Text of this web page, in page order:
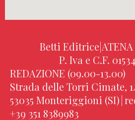
Betti Editrice ATENA
P. Iva e C.F.
REDAZIONE (09.00-13.00)
Strada delle Torri Cimate,
53035 Monteriggioni (SI)
+39 351 8389983